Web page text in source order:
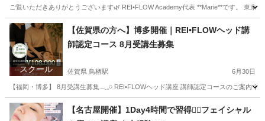
ご覧いただきありがとうございます🌿 REI•FLOW Academy代表 **Marie**です。 東
埼玉 川越市 越谷レイクタウン駅 快眠
スクール
【佐賀県の方へ】博多開催｜REI•FLOWヘッド講
師認定コース 8月受講生募集
佐賀県 鳥栖駅 6月30日
【福岡・博多】 8月受講生募集𓂃𓈒𓏸 REI•FLOWヘッド講座 講師認定コースのご案内
佐賀 佐賀市 鳥栖駅 ヘッドスパ ヘッド
【名古屋開催】1Day4時間で習得❤️‍🔥フェイシャル